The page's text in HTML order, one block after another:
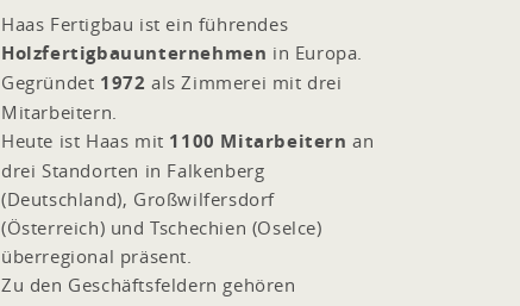
Haas Fertigbau ist ein führendes
Holzfertigbauunternehmen in Europa.
Gegründet 1972 als Zimmerei mit drei
Mitarbeitern.
Heute ist Haas mit 1100 Mitarbeitern an
drei Standorten in Falkenberg
(Deutschland), Großwilfersdorf
(Österreich) und Tschechien (Oselce)
überregional präsent.
Zu den Geschäftsfeldern gehören